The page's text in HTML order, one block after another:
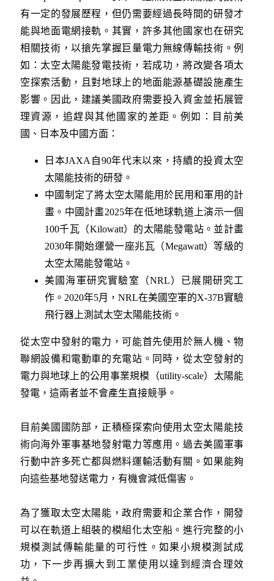
有一定的發展歷程，但仍需要經過長時間的研發才
能與地面電網接軌。其實，許多其他國家也在研究
相關技術，以搶先掌握巨量電力無線傳輸技術。例
如：太空太陽能發電技術，若成功，將改變各項太
空探索活動，且對地球上的地面能源基礎設施產生
影響。因此，建議美國政府需要投入資金並拓展管
理資源，追趕與其他國家的差距。例如：目前美
國、日本及中國方面：
日本JAXA自90年代末以來，持續的投資太空
太陽能技術的研發。
中國制定了將太空太陽能用於民用和軍用的計
畫。中國計畫2025年在低地球軌道上演示一個
100千瓦（Kilowatt）的太陽能發電站。並計畫
2030年開始運營一座兆瓦（Megawatt）等級的
太空太陽能發電站。
美國海軍研究實驗室（NRL）已展開研究工
作。2020年5月，NRL在美國空軍的X-37B實驗
飛行器上測試太空太陽能技術。
從太空中發射的電力，可能首先使用於無人機、物
聯網設備和電動車的充電站。同時，從太空發射的
電力與地球上的公用事業規模（utility-scale）太陽能
發電，這兩者並不會產生直接競爭。
目前美國國防部，正積極探索向使用太空太陽能技
術向海外軍事基地發射電力等應用。過去美國軍事
行動中許多死亡都與燃料運輸活動有關。如果能夠
向這些基地發送電力，有機會減低傷害。
為了獲取太空太陽能，政府需要和企業合作，開發
可以在軌道上組裝的模組化太空船。進行完整的小
規模測試傳輸能量的可行性。如果小規模測試成
功，下一步再擴大到工業使用以達到經濟合理效